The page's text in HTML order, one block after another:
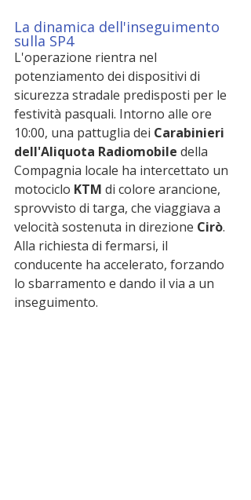
La dinamica dell'inseguimento
sulla SP4
L'operazione rientra nel
potenziamento dei dispositivi di
sicurezza stradale predisposti per le
festività pasquali. Intorno alle ore
10:00, una pattuglia dei Carabinieri
dell'Aliquota Radiomobile della
Compagnia locale ha intercettato un
motociclo KTM di colore arancione,
sprovvisto di targa, che viaggiava a
velocità sostenuta in direzione Cirò.
Alla richiesta di fermarsi, il
conducente ha accelerato, forzando
lo sbarramento e dando il via a un
inseguimento.